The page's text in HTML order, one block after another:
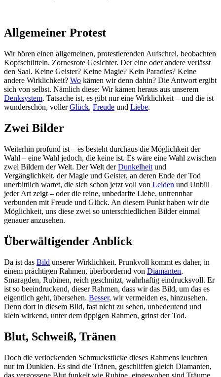
Allgemeiner Protest
Wir hören einen allgemeinen, protestierenden Aufschrei, beobachten
Kopfschütteln. Zornesrote Gesichter. Der eine oder andere verlässt
den Saal. Keine Geister? Keine Magie? Kein Paradies? Keine
andere Wirklichkeit? Wo kämen wir denn dahin? Die Antwort ergibt
sich von selbst. Nämlich diese: Wir kämen heraus aus unserem
Denksystem. Tatsache ist, es gibt nur eine Wirklichkeit – und die ist
wunderschön, vollerGlück, Freude und Liebe.
Zwei Bilder
Weiterhin profund ist – es besteht durchaus die Möglichkeit der
Wahl – eine Wahl jedoch, die keine ist. Es wäre eine Wahl zwischen
zwei Bildern der Welt. Der Welt derDunkelheit und
Vergänglichkeit, der Magie und Geister, an deren Ende der Tod
unerbittlich wartet, die sich schon jetzt voll von Leiden und Unbill
jeder Art zeigt – oder die reine, unbedarfte Liebe, untrennbar
verbunden mit Freude und Glück. An diesem Punkt haben wir die
Möglichkeit, uns diese zwei so unterschiedlichen Bilder einmal
genauer anzusehen.
Überwältigender Anblick
Da ist das Bild unserer Wirklichkeit. Prunkvoll kommt es daher, in
einem prächtigen Rahmen, überbordernd von Diamanten,
Smaragden, Rubinen, reich geschnitzt, wahrhaftig eindrucksvoll. Er
ist so beeindruckend, dieser Rahmen, dass wir das Bild, um das es
eigentlich geht, übersehen. Besser, wir vermeiden es, hinzusehen.
Denn dort in diesem Bild, fast nicht zu sehen, unbedeutend und
klein wirkend, unter dem üppigen Rahmen, grinst der Tod.
Blut, Schweiß, Tränen
Doch die verlockenden Schmuckstücke dieses Rahmens leuchten
nur im Dunklen. Es sind die Tränen, geschliffen gleich Diamanten,
das vergossene Blut funkelt wie Rubine, eingewoben sind Träume